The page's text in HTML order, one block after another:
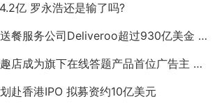
亿 罗永浩还是输了吗?
服务公司Deliveroo超过930亿美金 估值逾10亿美
成为旗下在线答题产品首位广告主 广告费为
赴香港IPO 拟募资约10亿美元